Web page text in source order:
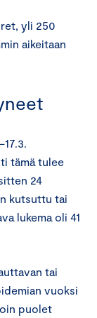
yli 250
aikeitaan
tämä tulee
24
kutsuttu tai
lukema oli 41
tai
vuoksi
puolet